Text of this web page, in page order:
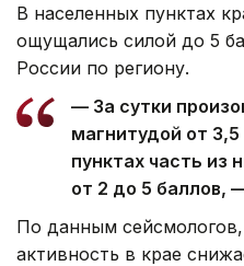
В населенных пунктах
ощущались силой до 5
России по региону.
— За сутки
магнитудой от
пунктах часть из
от 2 до 5 баллов,
По данным сейсмологов,
активность в крае